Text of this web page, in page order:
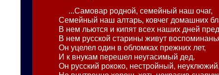
...Самовар родной, семейный наш очаг,
Семейный наш алтарь, ковчег домашних
В нем льются и кипят всех наших дней
В нем русской старины живут
Он уцелел один в обломках прежних лет,
И к внукам перешел неугасимый дед.
Он русский рококо, нестройный,